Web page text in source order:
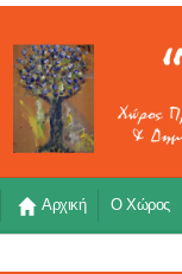
Αρχική Ο Χώρος